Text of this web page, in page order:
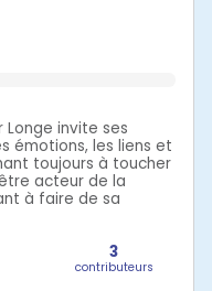
invite ses
émotions, les liens et
toujours à toucher
acteur de la
à faire de sa
3
contributeurs